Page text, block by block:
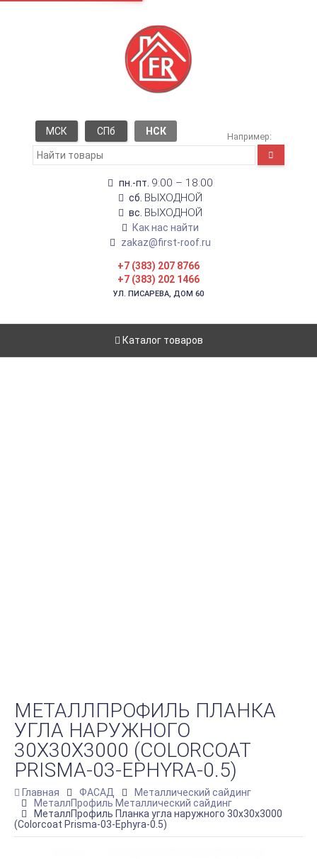
МСК СПб НСК Например:
пн.-пт. 9:00 – 18:00
сб. ВЫХОДНОЙ
вс. ВЫХОДНОЙ
Как нас найти
zakaz@first-roof.ru
+7 (383) 207 8766
+7 (383) 202 1466
УЛ. ПИСАРЕВА, ДОМ 60
Каталог товаров
МЕТАЛЛПРОФИЛЬ ПЛАНКА
УГЛА НАРУЖНОГО
30Х30Х3000 (COLORCOAT
PRISMA-03-EPHYRA-0.5)
Главная ФАСАД
Металлический сайдинг
МеталлПрофиль Металлический сайдинг
МеталлПрофиль Планка угла наружного 30х30х3000
(Colorcoat Prisma-03-Ephyra-0.5)